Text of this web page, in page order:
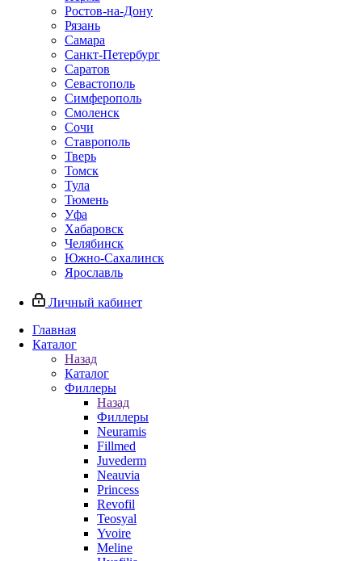
Ростов-на-Дону
Рязань
Самара
Санкт-Петербург
Саратов
Севастополь
Симферополь
Смоленск
Сочи
Ставрополь
Тверь
Томск
Тула
Тюмень
Уфа
Хабаровск
Челябинск
Южно-Сахалинск
Ярославль
Личный кабинет
Главная
Каталог
Назад
Каталог
Филлеры
Назад
Филлеры
Neuramis
Fillmed
Juvederm
Neauvia
Princess
Revofil
Teosyal
Yvoire
Meline